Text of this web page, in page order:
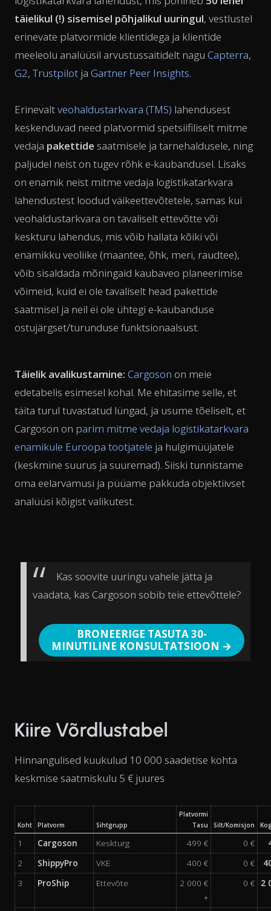
täielikul (!) sisemisel põhjalikul uuringul, vestlustel
erinevate platvormide klientidega ja klientide
meeleolu analüüsil arvustussaitidelt nagu Capterra,
G2, Trustpilot ja Gartner Peer Insights.
Erinevaltveohaldustarkvara (TMS) lahendusest
keskenduvad need platvormid spetsiifiliselt mitme
vedaja pakettide saatmisele ja tarnehaldusele, ning
paljudel neist on tugev rõhk e-kaubandusel. Lisaks
on enamik neist mitme vedaja logistikatarkvara
lahendustest loodud väikeettevõtetele, samas kui
veohaldustarkvara on tavaliselt ettevõtte või
keskturu lahendus, mis võib hallata kõiki või
enamikku veoliike (maantee, õhk, meri, raudtee),
võib sisaldada mõningaid kaubaveo planeerimise
võimeid, kuid ei ole tavaliselt head pakettide
saatmisel ja neil ei ole ühtegi e-kaubanduse
ostujärgset/turunduse funktsionaalsust.
Täielik avalikustamine: Cargoson on meie
edetabelis esimesel kohal. Me ehitasime selle, et
täita turul tuvastatud lüngad, ja usume tõeliselt, et
Cargoson on parim mitme vedaja logistikatarkvara
enamikule Euroopa tootjatele ja hulgimüüjatele
(keskmine suurus ja suuremad). Siiski tunnistame
oma eelarvamusi ja püüame pakkuda objektiivset
analüüsi kõigist valikutest.
Kas soovite uuringu vahele jätta ja
vaadata, kas Cargoson sobib teie ettevõttele?
BRONEERIGE TASUTA 30-
MINUTILINE KONSULTATSIOON →
Kiire Võrdlustabel
Hinnangulised kuukulud 10 000 saadetise kohta
keskmise saatmiskulu 5 € juures
Koht Platvorm Sihtgrupp
Platvormi
Tasu
Silt/Komisjon
1 Cargoson Keskturg 499 € 0 €
2
ShippyPro VKE 400 € 0 €
3
ProShip Ettevõte
2 000 €
+
0 € 2